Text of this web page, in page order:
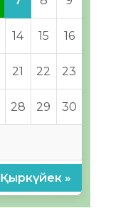
14 15 16
21 22 23
28 29 30
Қыркүйек »